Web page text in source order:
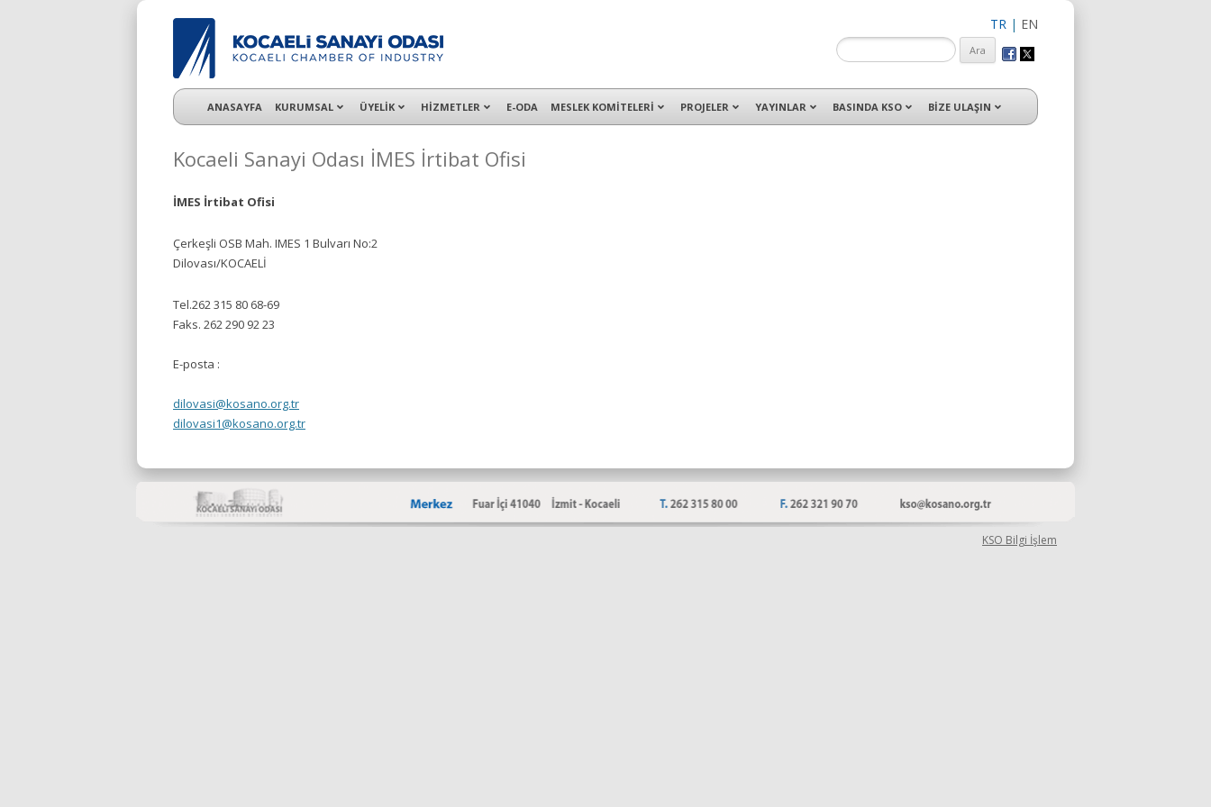
TR | EN
KSO 3500’ü aşkın sanayi kuruluşuna uzman çalışanları ile İzmit Merkez, Çayırova, Dilovası, Gebze ve İMES OSB’deki ofisleri ile hizmet vermektedir.
ANASAYFA KURUMSAL ÜYELİK HİZMETLER E-ODA MESLEK KOMİTELERİ PROJELER YAYINLAR BASINDA KSO BİZE ULAŞIN
Kocaeli Sanayi Odası İMES İrtibat Ofisi
İMES İrtibat Ofisi
Çerkeşli OSB Mah. IMES 1 Bulvarı No:2
Dilovası/KOCAELİ
Tel.262 315 80 68-69
Faks. 262 290 92 23
E-posta :
dilovasi@kosano.org.tr
dilovasi1@kosano.org.tr
KSO Bilgi İşlem